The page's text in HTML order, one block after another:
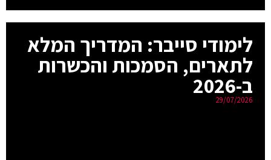
לימודי סייבר: המדריך המלא
לתארים, הסמכות והכשרות
ב-2026
29/07/2026